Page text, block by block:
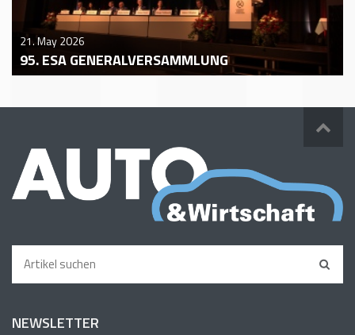
21. May 2026
95. ESA GENERALVERSAMMLUNG
NEWSLETTER